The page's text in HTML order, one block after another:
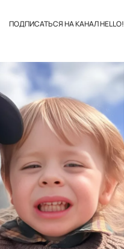
ПОДПИСАТЬСЯ НА КАНАЛ HELLO!